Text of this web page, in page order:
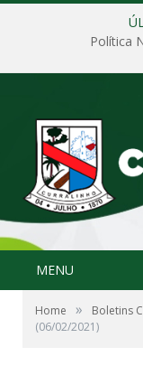
Política
MENU
Home » Boletins
(06/02/2021)